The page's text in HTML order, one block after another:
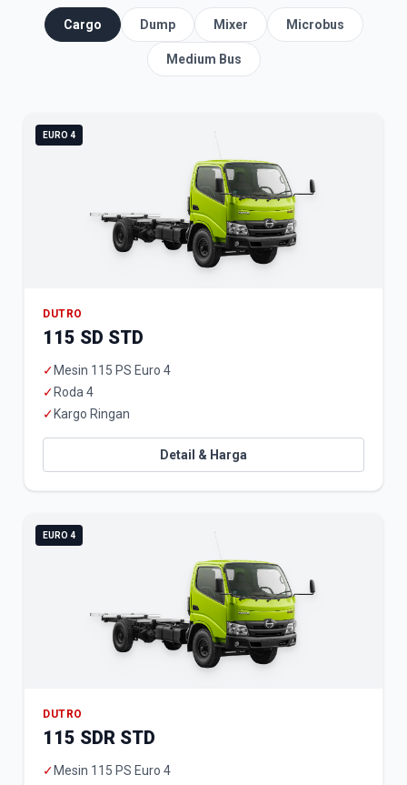
Cargo Dump Mixer Microbus
Medium Bus
EURO 4
DUTRO
115 SD STD
✓ Mesin 115 PS Euro 4
✓ Roda 4
✓ Kargo Ringan
Detail & Harga
EURO 4
DUTRO
115 SDR STD
✓ Mesin 115 PS Euro 4